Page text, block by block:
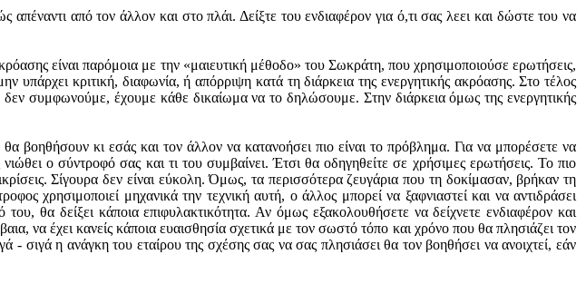
από τον άλλον και στο πλάι. Δείξτε του ενδιαφέρον για ό,τι σας λεει και δώστε του να
είναι παρόμοια με την «μαιευτική μέθοδο» του Σωκράτη, που χρησιμοποιούσε ερωτήσεις,
υπάρχει κριτική, διαφωνία, ή απόρριψη κατά τη διάρκεια της ενεργητικής ακρόασης. Στο τέλος
συμφωνούμε, έχουμε κάθε δικαίωμα να το δηλώσουμε. Στην διάρκεια όμως της ενεργητικής
βοηθήσουν κι εσάς και τον άλλον να κατανοήσει πιο είναι το πρόβλημα. Για να μπορέσετε να
ο σύντροφό σας και τι του συμβαίνει. Έτσι θα οδηγηθείτε σε χρήσιμες ερωτήσεις. Το πιο
Σίγουρα δεν είναι εύκολη. Όμως, τα περισσότερα ζευγάρια που τη δοκίμασαν, βρήκαν τη
χρησιμοποιεί μηχανικά την τεχνική αυτή, ο άλλος μπορεί να ξαφνιαστεί και να αντιδράσει
θα δείξει κάποια επιφυλακτικότητα. Αν όμως εξακολουθήσετε να δείχνετε ενδιαφέρον και
να έχει κανείς κάποια ευαισθησία σχετικά με τον σωστό τόπο και χρόνο που θα πλησιάζει τον
- σιγά η ανάγκη του εταίρου της σχέσης σας να σας πλησιάσει θα τον βοηθήσει να ανοιχτεί, εάν